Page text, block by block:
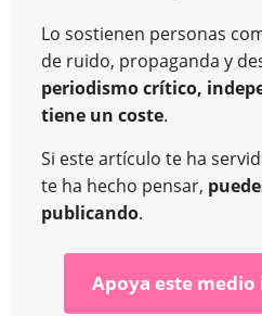
Lo sostienen personas
de ruido, propaganda y
periodismo crítico,
tiene un coste.
Si este artículo te ha
te ha hecho pensar,
publicando.
Apoya este